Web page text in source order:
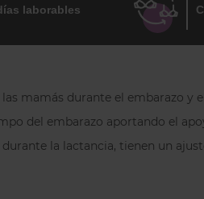
laborables
mamás durante el embarazo
del embarazo aportando el
la lactancia, tienen un